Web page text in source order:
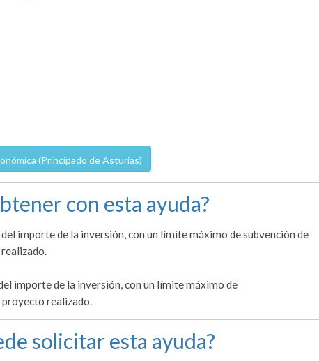
(Principado de Asturias)
con esta ayuda?
importe de la inversión, con un límite máximo de subvención de
importe de la inversión, con un límite máximo de
proyecto realizado.
solicitar esta ayuda?